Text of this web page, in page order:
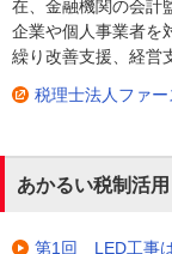
在、金融機関の会計
企業や個人事業者を
繰り改善支援、経営
税理士法人ファ
あかるい税制活
第1回 LED工事